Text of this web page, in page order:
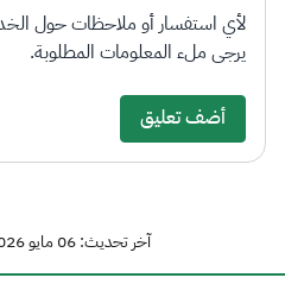
لأي استفسار أو ملاحظات حول
يرجى ملء المعلومات المطلوبة.
أضف تعليق
آخر تحديث: 06 مايو 2026 03:54 م المملكة العربية السعودية